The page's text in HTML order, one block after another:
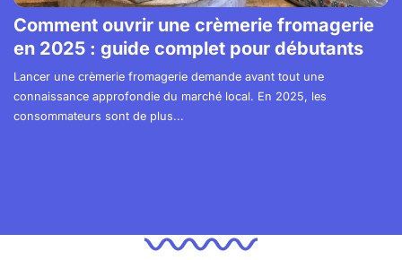
Comment ouvrir une crèmerie fromagerie
en 2025 : guide complet pour débutants
Lancer une crèmerie fromagerie demande avant tout une
connaissance approfondie du marché local. En 2025, les
consommateurs sont de plus...